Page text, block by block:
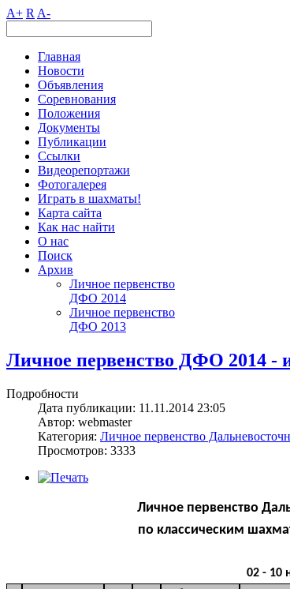
A+ R A-
Главная
Новости
Объявления
Соревнования
Положения
Документы
Публикации
Ссылки
Видеорепортажи
Фотогалерея
Играть в шахматы!
Карта сайта
Как нас найти
О нас
Поиск
Архив
Личное первенство
ДФО 2014
Личное первенство
ДФО 2013
Личное первенство ДФО 2014 -
Подробности
Дата публикации: 11.11.2014 23:05
Автор: webmaster
Категория: Личное первенство
Просмотров: 3333
Личное первенство
по классическим
02 - 10